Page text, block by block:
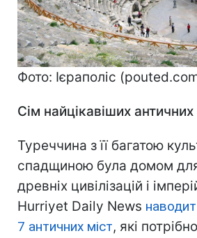
Фото: Ієраполіс
Сім найцікавіших
Туреччина з її багатою
спадщиною була домом
древніх цивілізацій і
Hurriyet Daily News
7 античних міст, які